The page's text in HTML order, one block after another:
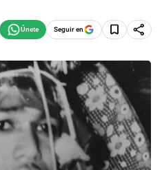
Seguir en